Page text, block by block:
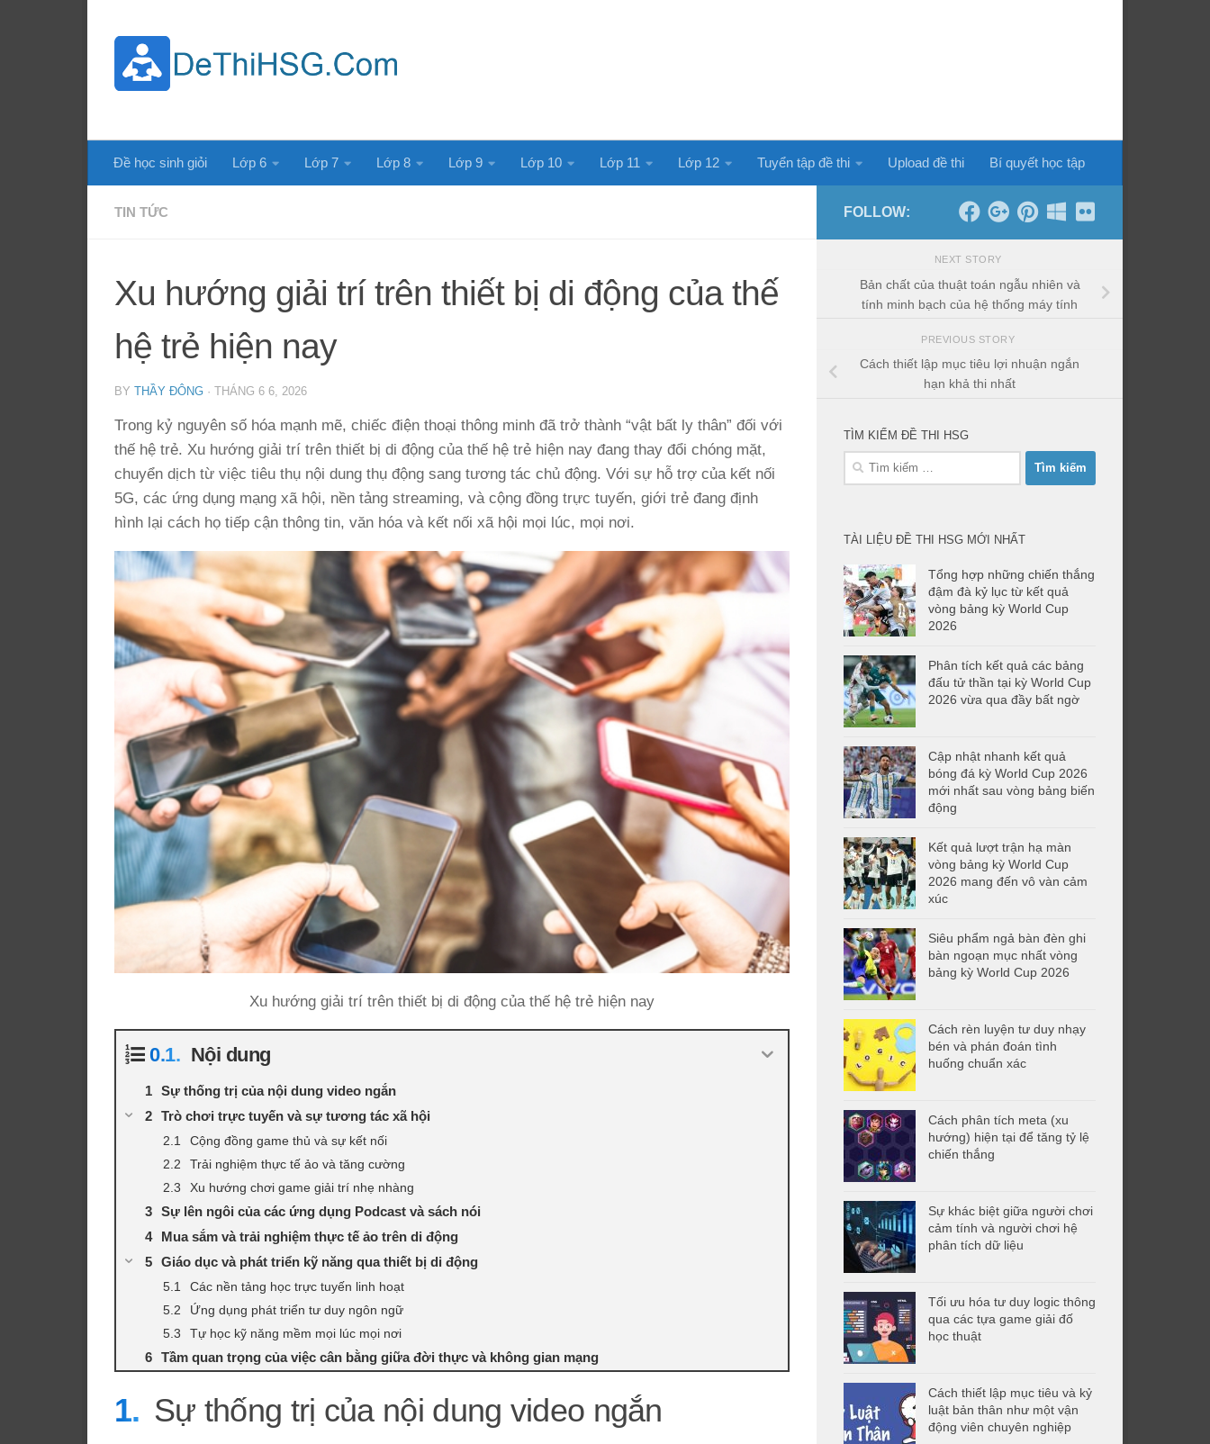
Đề học sinh giỏi Lớp 6 Lớp 7 Lớp 8 Lớp 9 Lớp 10 Lớp 11 Lớp 12 Tuyển tập đề thi Upload đề thi Bí quyết học tập
TIN TỨC
Xu hướng giải trí trên thiết bị di động của thế
hệ trẻ hiện nay
BY THẦY ĐÔNG · THÁNG 6 6, 2026
Trong kỷ nguyên số hóa mạnh mẽ, chiếc điện thoại thông minh đã trở thành “vật bất ly thân” đối với
thế hệ trẻ. Xu hướng giải trí trên thiết bị di động của thế hệ trẻ hiện nay đang thay đổi chóng mặt,
chuyển dịch từ việc tiêu thụ nội dung thụ động sang tương tác chủ động. Với sự hỗ trợ của kết nối
5G, các ứng dụng mạng xã hội, nền tảng streaming, và cộng đồng trực tuyến, giới trẻ đang định
hình lại cách họ tiếp cận thông tin, văn hóa và kết nối xã hội mọi lúc, mọi nơi.
Xu hướng giải trí trên thiết bị di động của thế hệ trẻ hiện nay
Nội dung
Sự thống trị của nội dung video ngắn
Trò chơi trực tuyến và sự tương tác xã hội
Cộng đồng game thủ và sự kết nối
Trải nghiệm thực tế ảo và tăng cường
Xu hướng chơi game giải trí nhẹ nhàng
Sự lên ngôi của các ứng dụng Podcast và sách nói
Mua sắm và trải nghiệm thực tế ảo trên di động
Giáo dục và phát triển kỹ năng qua thiết bị di động
Các nền tảng học trực tuyến linh hoạt
Ứng dụng phát triển tư duy ngôn ngữ
Tự học kỹ năng mềm mọi lúc mọi nơi
Tầm quan trọng của việc cân bằng giữa đời thực và không gian mạng
Sự thống trị của nội dung video ngắn
FOLLOW:
NEXT STORY
Bản chất của thuật toán ngẫu nhiên và
tính minh bạch của hệ thống máy tính
PREVIOUS STORY
Cách thiết lập mục tiêu lợi nhuận ngắn
hạn khả thi nhất
TÌM KIẾM ĐỀ THI HSG
Tìm
TÀI LIỆU ĐỀ THI HSG MỚI NHẤT
Tổng hợp những chiến thắng
đậm đà kỷ lục từ kết quả
vòng bảng kỳ World Cup
2026
Phân tích kết quả các bảng
đấu tử thần tại kỳ World Cup
2026 vừa qua đầy bất ngờ
Cập nhật nhanh kết quả
bóng đá kỳ World Cup 2026
mới nhất sau vòng bảng biến
động
Kết quả lượt trận hạ màn
vòng bảng kỳ World Cup
2026 mang đến vô vàn cảm
xúc
Siêu phẩm ngả bàn đèn ghi
bàn ngoạn mục nhất vòng
bảng kỳ World Cup 2026
Cách rèn luyện tư duy nhạy
bén và phán đoán tình
huống chuẩn xác
Cách phân tích meta (xu
hướng) hiện tại để tăng tỷ lệ
chiến thắng
Sự khác biệt giữa người chơi
cảm tính và người chơi hệ
phân tích dữ liệu
Tối ưu hóa tư duy logic thông
qua các tựa game giải đố
học thuật
Cách thiết lập mục tiêu và kỷ
luật bản thân như một vận
động viên chuyên nghiệp